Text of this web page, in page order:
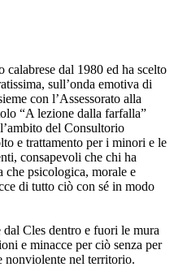
dal 1980 ed ha scelto
sull’onda emotiva di
con l’Assessorato alla
“A lezione dalla farfalla”
del Consultorio
e trattamento per i minori e le
consapevoli che chi ha
che psicologica, morale e
di tutto ciò con sé in modo
Cles dentro e fuori le mura
e minacce per ciò senza per
nonviolente nel territorio.